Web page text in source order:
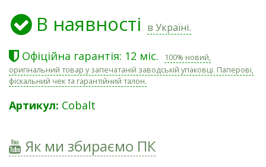
В наявності в Україні.
Офіційна гарантія: 12 міс.
100% новий,
оригінальний товар у запечатаній заводській упаковці. Паперові,
фіскальний чек та гарантійний талон.
Артикул: Cobalt
Як ми збираємо ПК